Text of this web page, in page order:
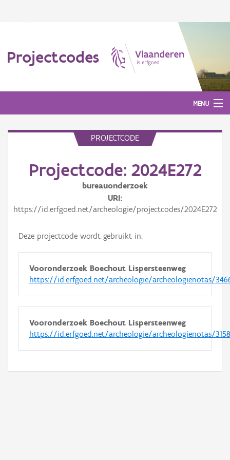
Projectcodes
MENU
PROJECTCODE
Projectcode: 2024E272
bureauonderzoek
URI
https://id.erfgoed.net/archeologie/projectcodes/2024E272
Deze projectcode wordt gebruikt in:
Vooronderzoek Boechout Lispersteenweg
https://id.erfgoed.net/archeologie/archeologienotas/
Vooronderzoek Boechout Lispersteenweg
https://id.erfgoed.net/archeologie/archeologienotas/